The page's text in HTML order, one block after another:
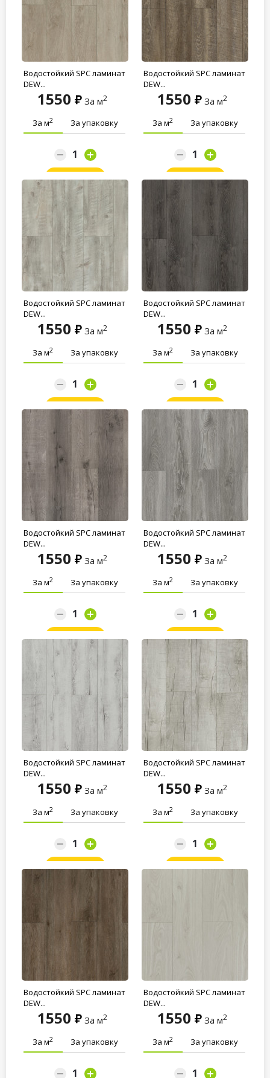
Водостойкий SPC ламинат
DEW...
1550 За м2
За м2 За упаковку
Водостойкий SPC ламинат
DEW...
1550 За м2
За м2 За упаковку
Водостойкий SPC ламинат
DEW...
1550 За м2
За м2 За упаковку
Водостойкий SPC ламинат
DEW...
1550 За м2
За м2 За упаковку
Водостойкий SPC ламинат
DEW...
1550 За м2
За м2 За упаковку
Водостойкий SPC ламинат
DEW...
1550 За м2
За м2 За упаковку
Водостойкий SPC ламинат
DEW...
1550 За м2
За м2 За упаковку
Водостойкий SPC ламинат
DEW...
1550 За м2
За м2 За упаковку
Водостойкий SPC ламинат
DEW...
1550 За м2
За м2 За упаковку
Водостойкий SPC ламинат
DEW...
1550 За м2
За м2 За упаковку